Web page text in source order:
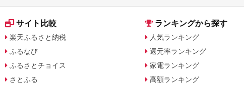
サイト比較
楽天ふるさと納税
ふるなび
ふるさとチョイス
さとふる
ランキングから探す
人気ランキング
還元率ランキング
家電ランキング
高額ランキング